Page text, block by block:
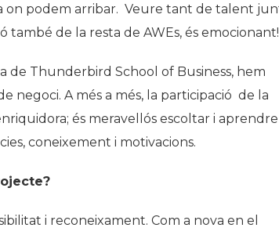
on podem arribar. Veure tant de talent
de la resta de AWEs, és emocionant!
de Thunderbird School of Business, hem
negoci. A més a més, la participació de la
és meravellós escoltar i aprendre
coneixement i motivacions.
i reconeixament. Com a nova en el